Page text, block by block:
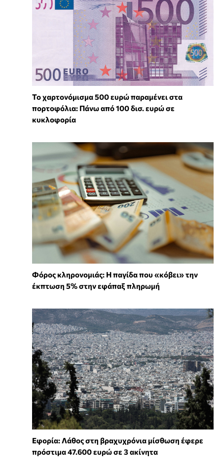
Το χαρτονόμισμα 500 ευρώ παραμένει στα
πορτοφόλια: Πάνω από 100 δισ. ευρώ σε
κυκλοφορία
Φόρος κληρονομιάς: Η παγίδα που «κόβει» την
έκπτωση 5% στην εφάπαξ πληρωμή
Εφορία: Λάθος στη βραχυχρόνια μίσθωση έφερε
πρόστιμα 47.600 ευρώ σε 3 ακίνητα